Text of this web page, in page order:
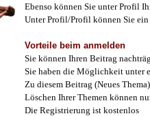
Ebenso können Sie unter Profil
Unter Profil/Profil können Sie
Vorteile beim anmelden
Sie können Ihren Beitrag
Sie haben die Möglichkeit unter
Zu diesem Beitrag (Neues
Löschen Ihrer Themen können
Die Registrierung ist kostenlos